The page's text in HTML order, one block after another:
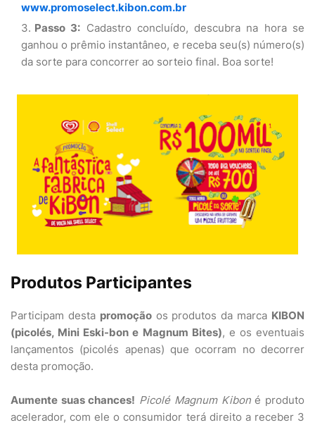
www.promoselect.kibon.com.br
Passo 3: Cadastro concluído, descubra na hora se
ganhou o prêmio instantâneo, e receba seu(s) número(s)
da sorte para concorrer ao sorteio final. Boa sorte!
Produtos Participantes
Participam desta promoçãoos produtos da marca KIBON
(picolés, Mini Eski-bon e Magnum Bites), e os eventuais
lançamentos (picolés apenas) que ocorram no decorrer
desta promoção.
Aumente suas chances! Picolé Magnum Kiboné produto
acelerador, com ele o consumidor terá direito a receber 3